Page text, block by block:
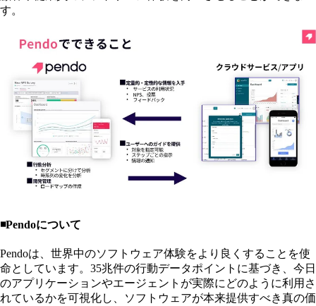
す。
◾️Pendoについて
Pendoは、世界中のソフトウェア体験をより良くすることを使
命としています。35兆件の行動データポイントに基づき、今日
のアプリケーションやエージェントが実際にどのように利用さ
れているかを可視化し、ソフトウェアが本来提供すべき真の価